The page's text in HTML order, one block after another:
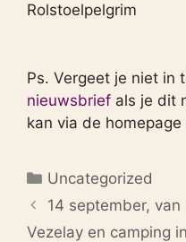
Rolstoelpelgrim
Ps. Vergeet je niet in
nieuwsbrief als je dit
kan via de homepage
Categorieën
Uncategorized
14 september,
Vezelay en camping